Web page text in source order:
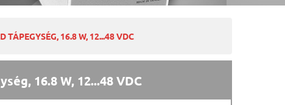
TÁPEGYSÉG, 16.8 W, 12...48 VDC
16.8 W, 12...48 VDC